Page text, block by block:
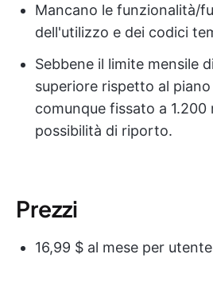
Mancano le funzionalità/
dell'utilizzo e dei codici
Sebbene il limite mensile
superiore rispetto al
comunque fissato a 1.200
possibilità di riporto.
Prezzi
16,99 $ al mese per utente